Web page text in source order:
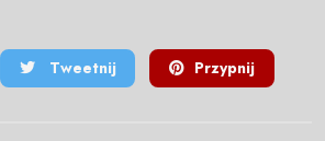
Tweetnij Przypnij